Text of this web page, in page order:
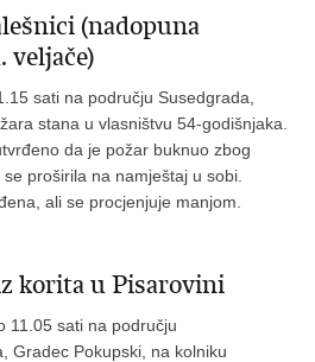
(nadopuna
veljače)
sati na području Susedgrada,
stana u vlasništvu 54-godišnjaka.
da je požar buknuo zbog
proširila na namještaj u sobi.
ali se procjenjuje manjom.
korita u Pisarovini
11.05 sati na području
Gradec Pokupski, na kolniku